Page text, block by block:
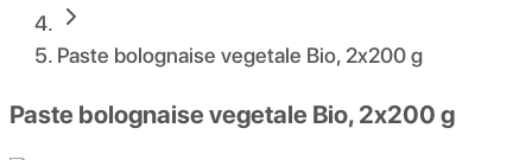
Paste bolognaise vegetale Bio, 2x200 g
Paste bolognaise vegetale Bio, 2x200 g